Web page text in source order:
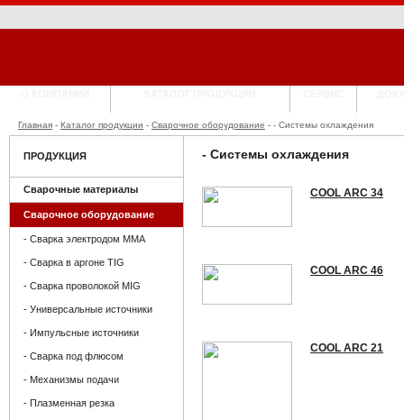
Главная - Каталог продукции - Сварочное оборудование - - Системы охлаждения
ПРОДУКЦИЯ
Сварочные материалы
Сварочное оборудование
- Сварка электродом MMA
- Сварка в аргоне TIG
- Сварка проволокой MIG
- Универсальные источники
- Импульсные источники
- Сварка под флюсом
- Механизмы подачи
- Плазменная резка
- Системы охлаждения
COOL ARC 34
COOL ARC 46
COOL ARC 21